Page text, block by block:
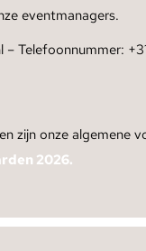
eventmanagers.
– Telefoonnummer:
zijn onze algemene
2026.